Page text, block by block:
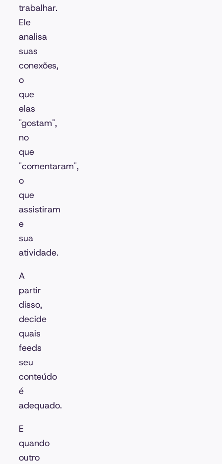
trabalhar.
Ele
analisa
suas
conexões,
o
que
elas
"gostam",
no
que
"comentaram",
o
que
assistiram
e
sua
atividade.
A
partir
disso,
decide
quais
feeds
seu
conteúdo
é
adequado.
E
quando
outro